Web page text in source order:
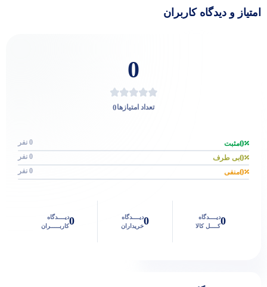
امتیاز و دیدگاه کاربران
0
تعداد امتیازها0
0مثبت 0 نفر
0بی طرف 0 نفر
0منفی 0 نفر
0دیــــدگاه
کــــل کالا
0دیــــدگاه
خریداران
0دیــــدگاه
کاربـــــران